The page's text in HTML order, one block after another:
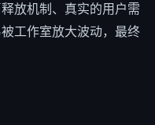
放机制、真实的用户需
工作室放大波动，最终